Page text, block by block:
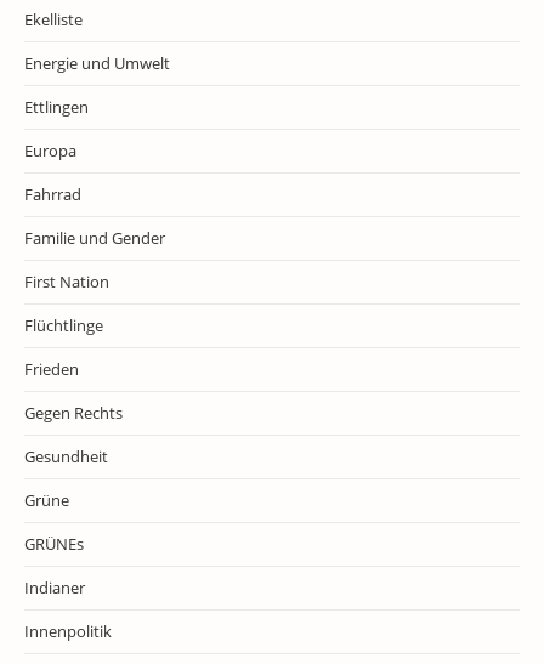
Ekelliste
Energie und Umwelt
Ettlingen
Europa
Fahrrad
Familie und Gender
First Nation
Flüchtlinge
Frieden
Gegen Rechts
Gesundheit
Grüne
GRÜNEs
Indianer
Innenpolitik